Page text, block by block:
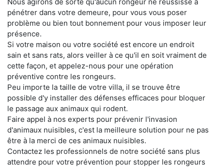
pénétrer dans votre demeure, pour vous vous poser
problème ou bien tout bonnement pour vous imposer leur
présence.
Si votre maison ou votre société est encore un endroit
sain et sans rats, alors veiller à ce qu'il en soit vraiment de
cette façon, et appelez-nous pour une opération
préventive contre les rongeurs.
Peu importe la taille de votre villa, il se trouve être
possible d'y installer des défenses efficaces pour bloquer
le passage aux animaux qui rodent.
Faire appel à nos experts pour prévenir l'invasion
d'animaux nuisibles, c'est la meilleure solution pour ne pas
être à la merci de ces animaux nuisibles.
Contactez les professionnels de notre société sans plus
attendre pour votre prévention pour stopper les rongeurs